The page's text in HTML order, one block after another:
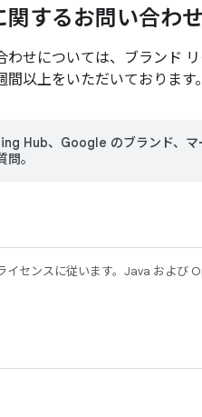
するお問い合わせ
せについては、ブランド
以上をいただいております。
Hub、Google のブランド、マ
。
イセンスに従います。Java および